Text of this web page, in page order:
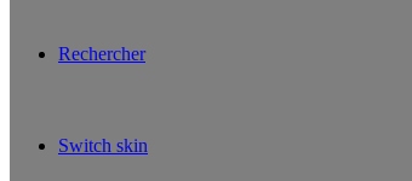
Rechercher
Switch skin